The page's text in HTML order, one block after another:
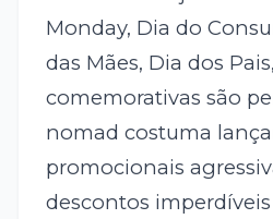
Monday, Dia do
das Mães, Dia dos
comemorativas são
nomad costuma
promocionais
descontos